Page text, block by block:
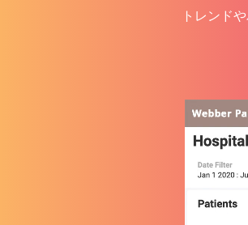
トレンド